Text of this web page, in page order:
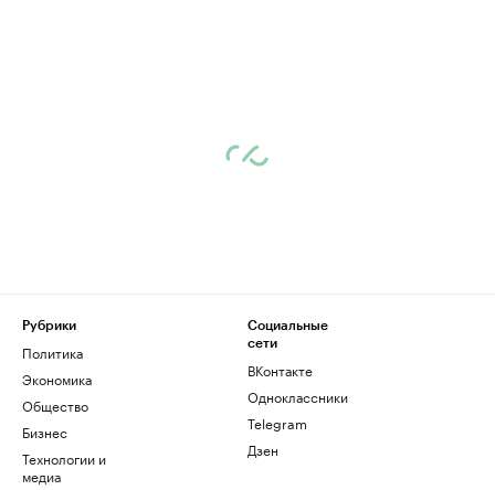
Рубрики
Политика
Экономика
Общество
Бизнес
Технологии и
медиа
Социальные
сети
ВКонтакте
Одноклассники
Telegram
Дзен